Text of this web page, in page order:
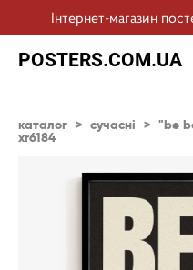
Інтернет-магазин
POSTERS.COM.UA
каталог > сучасні > "be
xr6184